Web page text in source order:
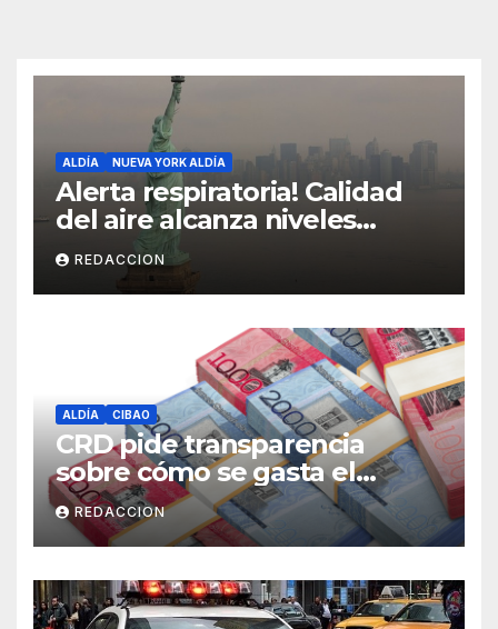
ALDÍA NUEVA YORK ALDÍA
Alerta respiratoria! Calidad
del aire alcanza niveles
peligrosos en NYC
REDACCION
ALDÍA CIBAO
CRD pide transparencia
sobre cómo se gasta el
dinero del Seguro Familiar de
Salud
REDACCION